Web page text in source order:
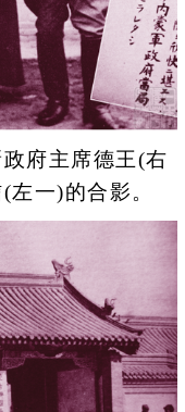
府主席德王(右
一)的合影。